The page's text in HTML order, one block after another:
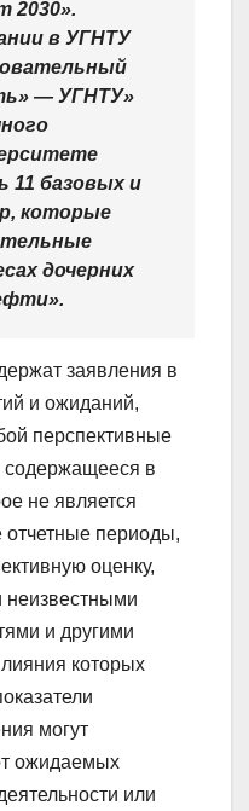
2030».
в УГНТУ
— УГНТУ»
11 базовых и
которые
дочерних
заявления в
и ожиданий,
перспективные
содержащееся в
не является
периоды,
оценку,
неизвестными
и другими
которых
могут
ожидаемых
или